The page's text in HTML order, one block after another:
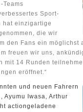
Teams
Sport-
hat einzigartige
die wir
den Fans ein möglichst
freuen wir uns,
mit 14 Runden
eröffnet.“
und neuen Fahrern
Ayumu Iwasa, Arthur
actiongeladene